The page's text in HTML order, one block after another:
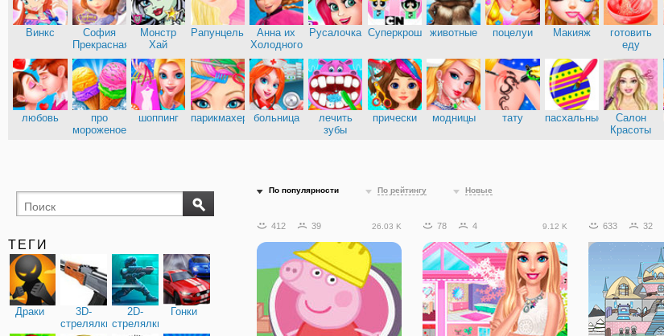
Винкс
София
Прекрасная
Монстр
Хай
Рапунцель
Анна их
Холодного
сердца
Русалочка Суперкрошкиживотные поцелуи Макияж
готовить
еду
любовь
про
мороженое
шоппинг парикмахерскиебольница
лечить
зубы
прически модницы тату пасхальные
Салон
Красоты
ТЕГИ
Драки
3D-
стрелялки
2D-
стрелялки
Гонки
По популярности По рейтингу Новые
412 39 26.03 K 78 4 9.12 K 633 32